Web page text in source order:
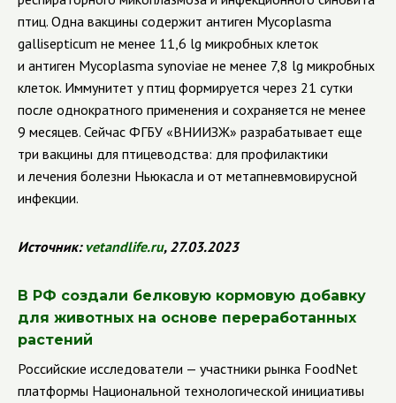
птиц. Одна вакцины содержит антиген Mycoplasma
gallisepticum не менее 11,6 lg микробных клеток
и антиген Mycoplasma synoviae не менее 7,8 lg микробных
клеток. Иммунитет у птиц формируется через 21 сутки
после однократного применения и сохраняется не менее
9 месяцев. Сейчас ФГБУ «ВНИИЗЖ» разрабатывает еще
три вакцины для птицеводства: для профилактики
и лечения болезни Ньюкасла и от метапневмовирусной
инфекции.
Источник: vetandlife.ru, 27.03.2023
В РФ создали белковую кормовую добавку
для животных на основе переработанных
растений
Российские исследователи — участники рынка FoodNet
платформы Национальной технологической инициативы